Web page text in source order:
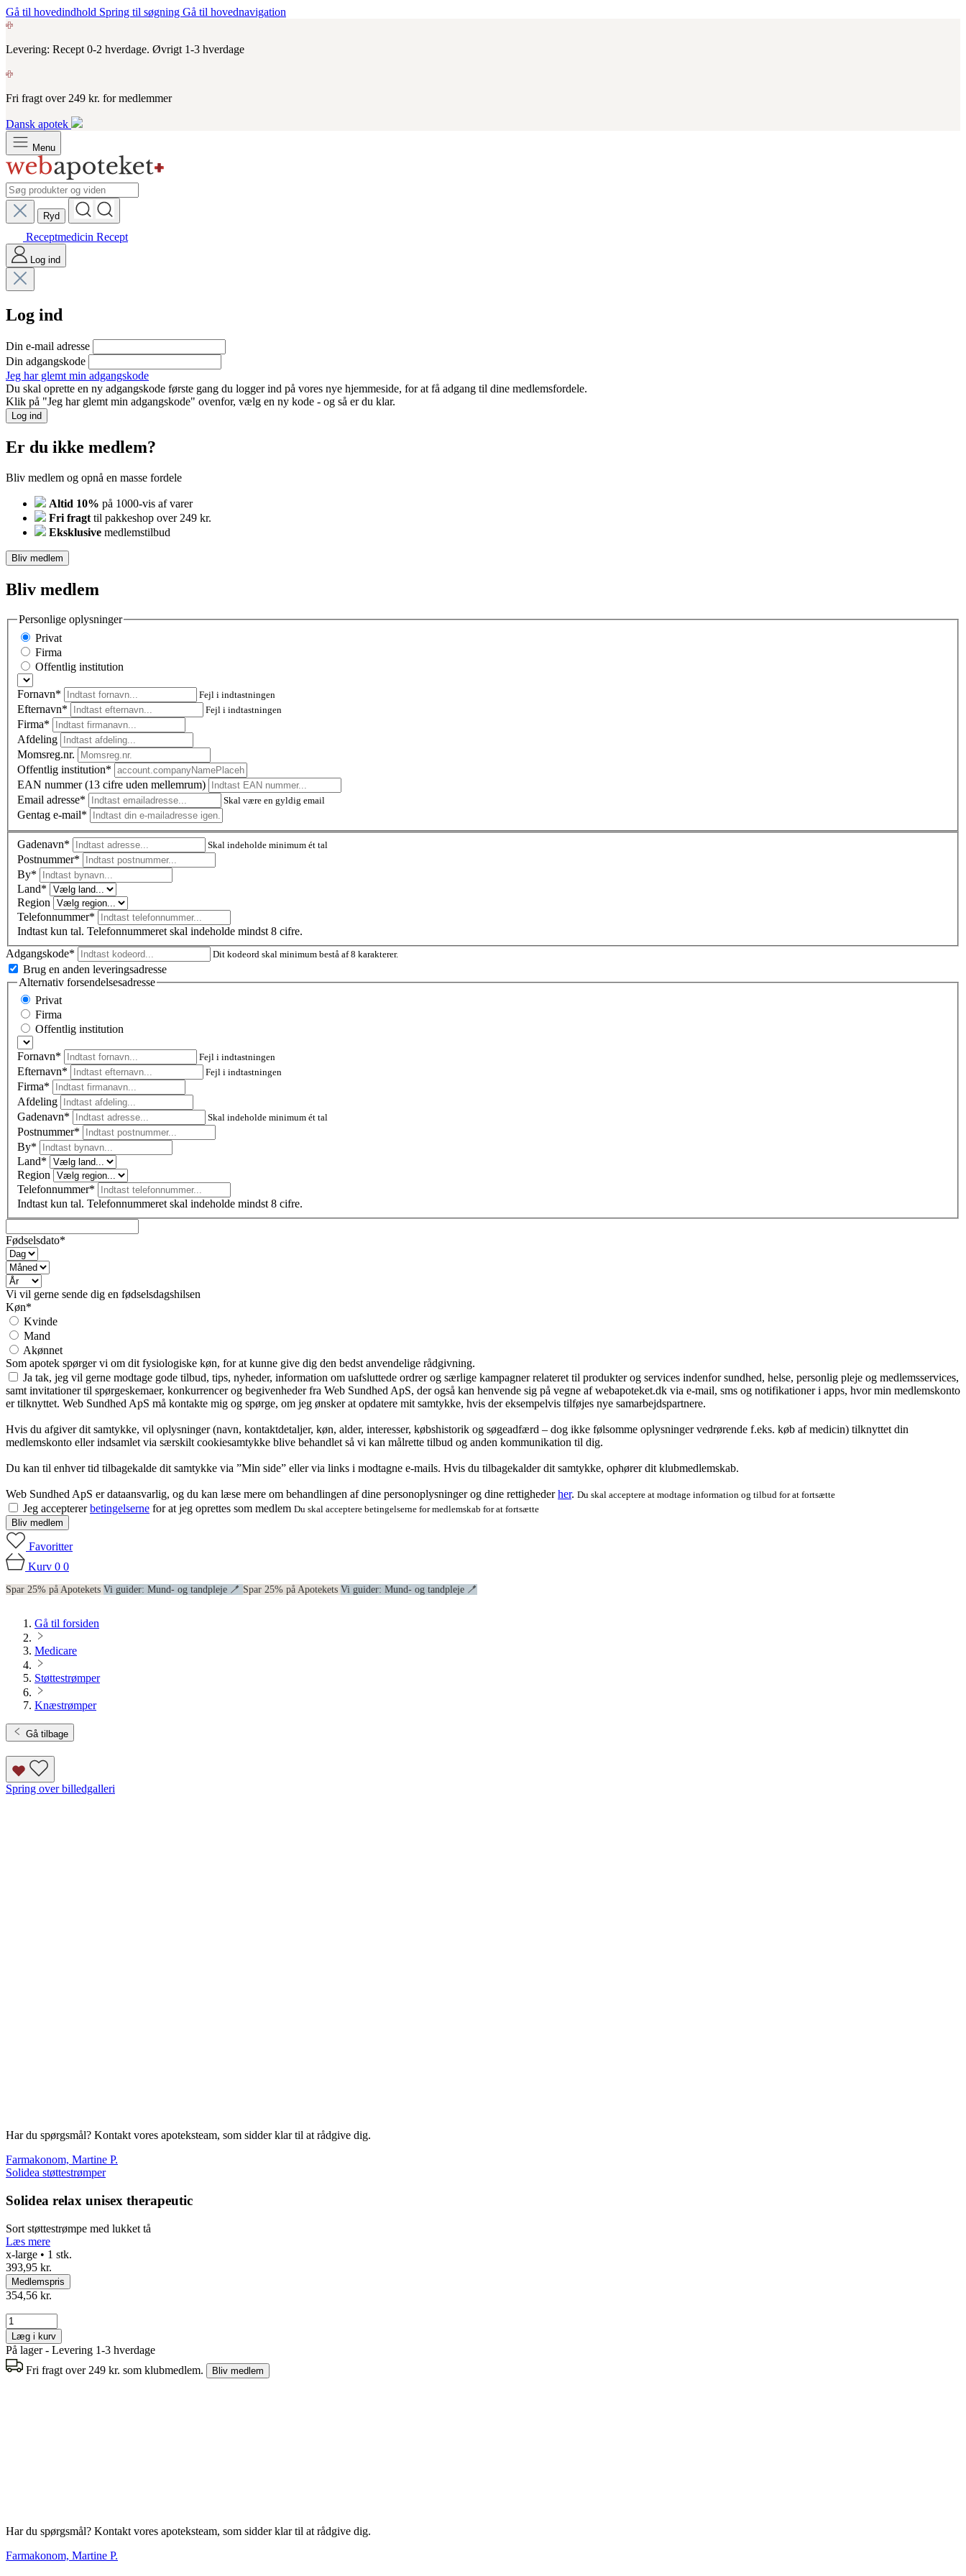
Gå til hovedindhold Spring til søgning Gå til hovednavigation
Levering: Recept 0-2 hverdage. Øvrigt 1-3 hverdage
Fri fragt over 249 kr. for medlemmer
Dansk apotek
Menu
Ryd
Receptmedicin Recept
Log ind
Log ind
Din e-mail adresse
Din adgangskode
Jeg har glemt min adgangskode
Du skal oprette en ny adgangskode første gang du logger ind på vores nye hjemmeside, for at få adgang til dine medlemsfordele.
Klik på "Jeg har glemt min adgangskode" ovenfor, vælg en ny kode - og så er du klar.
Log ind
Er du ikke medlem?
Bliv medlem og opnå en masse fordele
Altid 10% på 1000-vis af varer
Fri fragt til pakkeshop over 249 kr.
Eksklusive medlemstilbud
Bliv medlem
Bliv medlem
Personlige oplysninger
Privat
Firma
Offentlig institution
Fornavn* Fejl i indtastningen
Efternavn* Fejl i indtastningen
Firma*
Afdeling
Momsreg.nr.
Offentlig institution*
EAN nummer (13 cifre uden mellemrum)
Email adresse*
Skal være en gyldig email
Gentag e-mail*
Gadenavn* Skal indeholde minimum ét tal
Postnummer*
By*
Land*
Region
Telefonnummer*
Indtast kun tal. Telefonnummeret skal indeholde mindst 8 cifre.
Adgangskode*
Dit kodeord skal minimum bestå af 8 karakterer.
Brug en anden leveringsadresse
Alternativ forsendelsesadresse
Privat
Firma
Offentlig institution
Fornavn* Fejl i indtastningen
Efternavn* Fejl i indtastningen
Firma*
Afdeling
Gadenavn*
Skal indeholde minimum ét tal
Postnummer*
By*
Land*
Region
Telefonnummer*
Indtast kun tal. Telefonnummeret skal indeholde mindst 8 cifre.
Fødselsdato*
Vi vil gerne sende dig en fødselsdagshilsen
Køn*
Kvinde
Mand
Akønnet
Som apotek spørger vi om dit fysiologiske køn, for at kunne give dig den bedst anvendelige rådgivning.
Ja tak, jeg vil gerne modtage gode tilbud, tips, nyheder, information om uafsluttede ordrer og særlige kampagner relateret til produkter og services indenfor sundhed, helse, personlig pleje og medlemsservices,
samt invitationer til spørgeskemaer, konkurrencer og begivenheder fra Web Sundhed ApS, der også kan henvende sig på vegne af webapoteket.dk via e-mail, sms og notifikationer i apps, hvor min medlemskonto
er tilknyttet. Web Sundhed ApS må kontakte mig og spørge, om jeg ønsker at opdatere mit samtykke, hvis der eksempelvis tilføjes nye samarbejdspartnere.
Hvis du afgiver dit samtykke, vil oplysninger (navn, kontaktdetaljer, køn, alder, interesser, købshistorik og søgeadfærd – dog ikke følsomme oplysninger vedrørende f.eks. køb af medicin) tilknyttet din
medlemskonto eller indsamlet via særskilt cookiesamtykke blive behandlet så vi kan målrette tilbud og anden kommunikation til dig.
Du kan til enhver tid tilbagekalde dit samtykke via ”Min side” eller via links i modtagne e-mails. Hvis du tilbagekalder dit samtykke, ophører dit klubmedlemskab.
Web Sundhed ApS er dataansvarlig, og du kan læse mere om behandlingen af dine personoplysninger og dine rettighederher. Du skal acceptere at modtage information og tilbud for at fortsætte
Jeg acceptererbetingelserne for at jeg oprettes som medlem Du skal acceptere betingelserne for medlemskab for at fortsætte
Bliv medlem
Favoritter
Kurv 0 0
Spar 25% på Apotekets Vi guider: Mund- og tandpleje 🪥 Spar 25% på Apotekets Vi guider: Mund- og tandpleje 🪥
Gå til forsiden
Medicare
Støttestrømper
Knæstrømper
Gå tilbage
Spring over billedgalleri
Har du spørgsmål? Kontakt vores apoteksteam, som sidder klar til at rådgive dig.
Farmakonom, Martine P.
Solidea støttestrømper
Solidea relax unisex therapeutic
Sort støttestrømpe med lukket tå
Læs mere
x-large • 1 stk.
393,95 kr.
Medlemspris
354,56 kr.
Læg i kurv
På lager - Levering 1-3 hverdage
Fri fragt over 249 kr. som klubmedlem.
Bliv medlem
Har du spørgsmål? Kontakt vores apoteksteam, som sidder klar til at rådgive dig.
Farmakonom, Martine P.